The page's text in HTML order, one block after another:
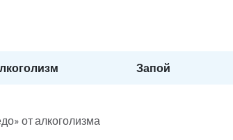
Запой
от алкоголизма